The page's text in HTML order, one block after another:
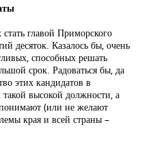
главой Приморского
десяток. Казалось бы, очень
способных решать
срок. Радоваться бы, да
этих кандидатов в
высокой должности, а
(или не желают
края и всей страны –